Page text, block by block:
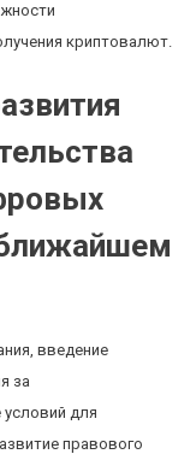
криптовалют.
введение
за
для
правового